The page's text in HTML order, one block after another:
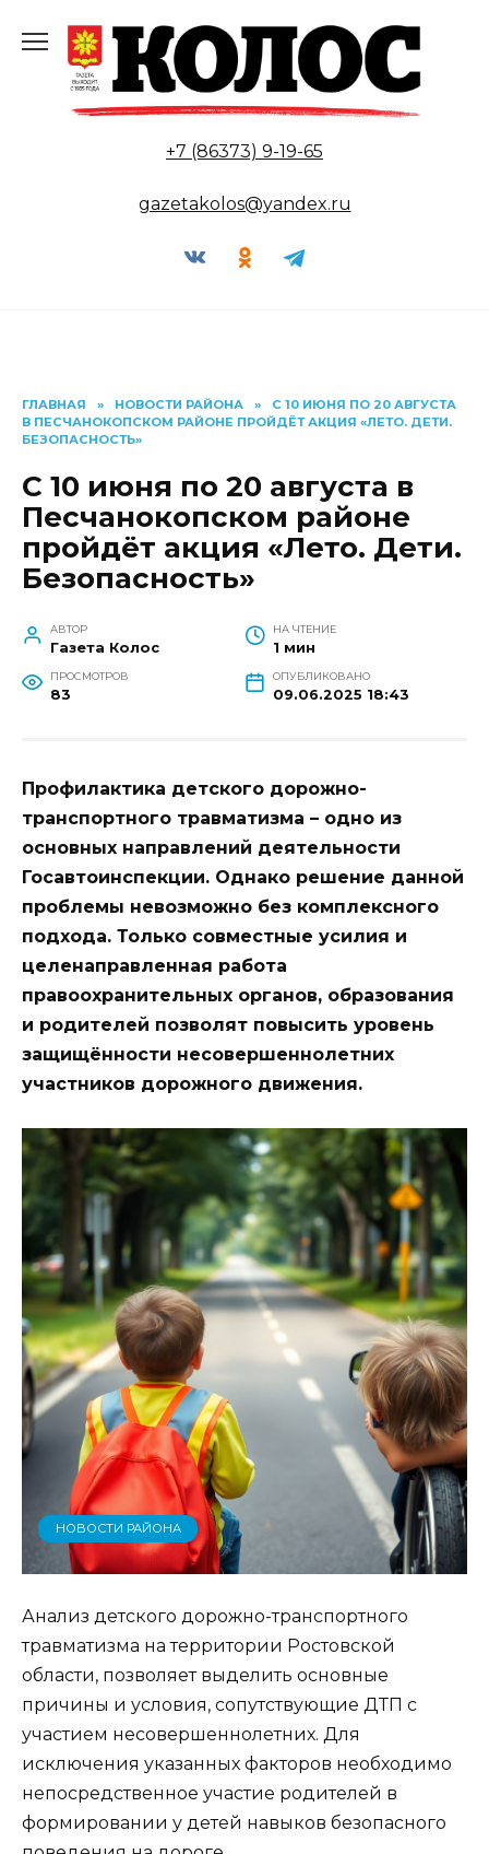
содержанию
+7 (86373) 9-19-65
gazetakolos@yandex.ru
ГЛАВНАЯ » НОВОСТИ РАЙОНА »
С 10 ИЮНЯ ПО 20 АВГУСТА
В ПЕСЧАНОКОПСКОМ РАЙОНЕ ПРОЙДЁТ АКЦИЯ «ЛЕТО. ДЕТИ.
БЕЗОПАСНОСТЬ»
С 10 июня по 20 августа в
Песчанокопском районе
пройдёт акция «Лето. Дети.
Безопасность»
АВТОР
Газета Колос
НА ЧТЕНИЕ
1 мин
ПРОСМОТРОВ
83
ОПУБЛИКОВАНО
09.06.2025 18:43
Профилактика детского дорожно-
транспортного травматизма – одно из
основных направлений деятельности
Госавтоинспекции. Однако решение данной
проблемы невозможно без комплексного
подхода. Только совместные усилия и
целенаправленная работа
правоохранительных органов, образования
и родителей позволят повысить уровень
защищённости несовершеннолетних
участников дорожного движения.
НОВОСТИ РАЙОНА
Анализ детского дорожно-транспортного
травматизма на территории Ростовской
области, позволяет выделить основные
причины и условия, сопутствующие ДТП с
участием несовершеннолетних. Для
исключения указанных факторов необходимо
непосредственное участие родителей в
формировании у детей навыков безопасного